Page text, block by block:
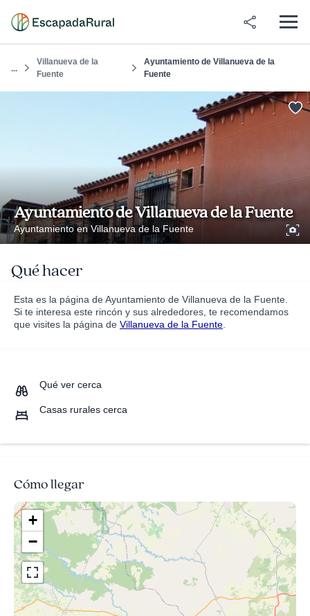
...
Villanueva de la
Fuente
Ayuntamiento de Villanueva de la
Fuente
Ayuntamiento de Villanueva de la Fuente
Ayuntamiento en Villanueva de la Fuente
Qué hacer
Esta es la página de Ayuntamiento de Villanueva de la Fuente.
Si te interesa este rincón y sus alrededores, te recomendamos
que visites la página de Villanueva de la Fuente
Qué ver cerca
Casas rurales cerca
Cómo llegar
+
−